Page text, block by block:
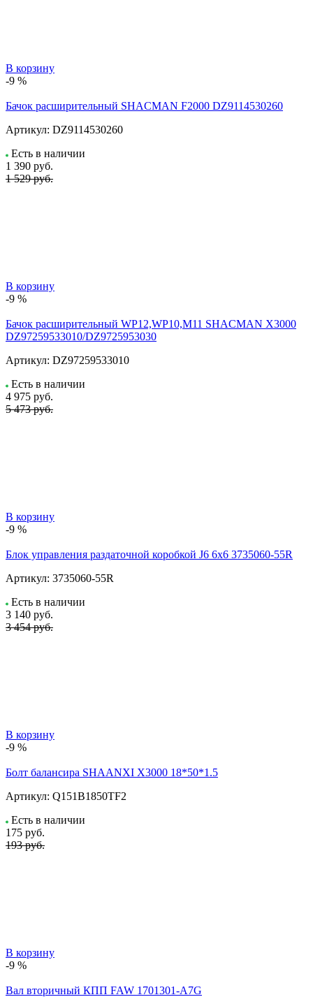
В корзину
-9 %
Бачок расширительный SHACMAN F2000 DZ9114530260
Артикул: DZ9114530260
Есть в наличии
1 390 руб.
1 529 руб.
В корзину
-9 %
Бачок расширительный WP12,WP10,M11 SHACMAN X3000
DZ97259533010/DZ9725953030
Артикул: DZ97259533010
Есть в наличии
4 975 руб.
5 473 руб.
В корзину
-9 %
Блок управления раздаточной коробкой J6 6x6 3735060-55R
Артикул: 3735060-55R
Есть в наличии
3 140 руб.
3 454 руб.
В корзину
-9 %
Болт балансира SHAANXI Х3000 18*50*1.5
Артикул: Q151B1850TF2
Есть в наличии
175 руб.
193 руб.
В корзину
-9 %
Вал вторичный КПП FAW 1701301-A7G